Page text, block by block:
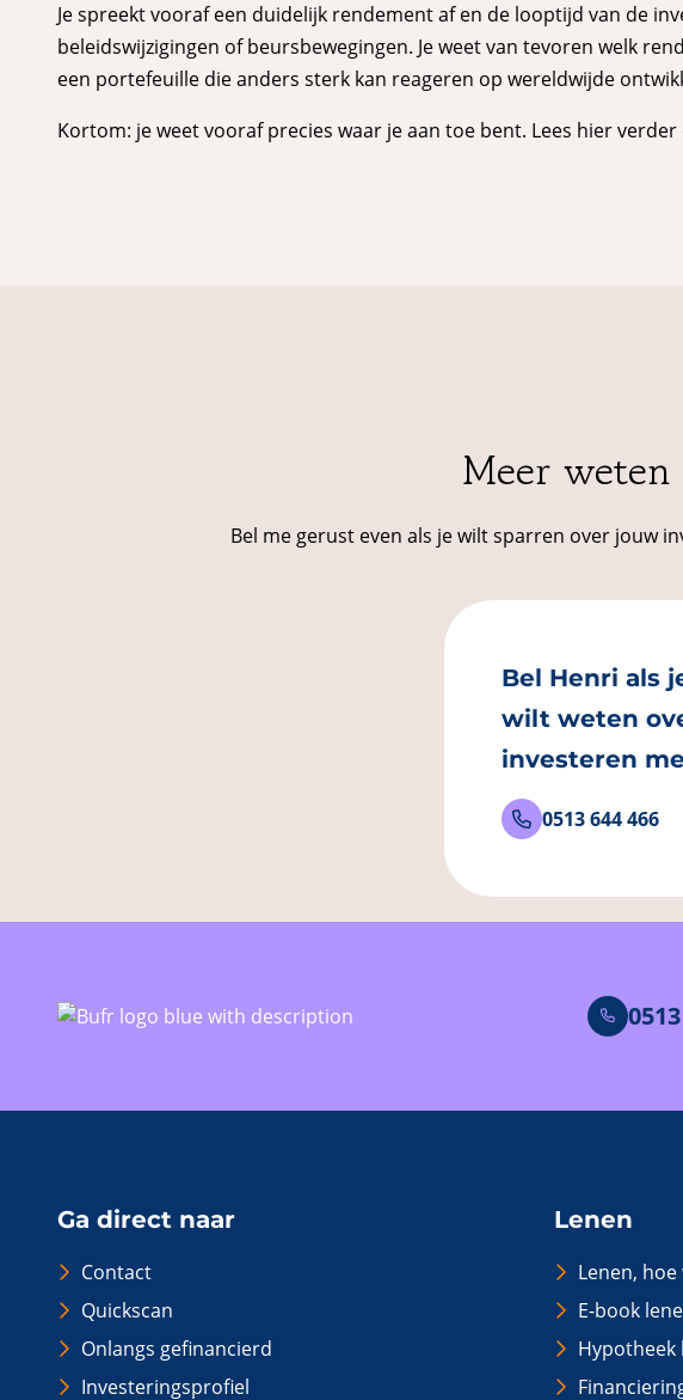
Je spreekt vooraf een duidelijk rendement af en de looptijd van de
beleidswijzigingen of beursbewegingen. Je weet van tevoren welk
een portefeuille die anders sterk kan reageren op wereldwijde
Kortom: je weet vooraf precies waar je aan toe bent. Lees hier verder
Meer
Bel me gerust even als je wilt sparren over jouw
Bel Henri als
wilt weten
investeren
0513 644 466
Ga direct naar
Contact
Quickscan
Onlangs gefinancierd
Investeringsprofiel
Lenen
Lenen,
E-book
Hypotheek